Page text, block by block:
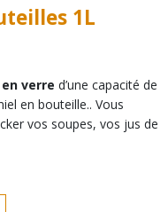
1L
verre d’une capacité de
en bouteille.. Vous
vos soupes, vos jus de